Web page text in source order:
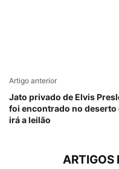
Artigo anterior
Jato privado de Elvis
foi encontrado no deserto
irá a leilão
ARTIGOS